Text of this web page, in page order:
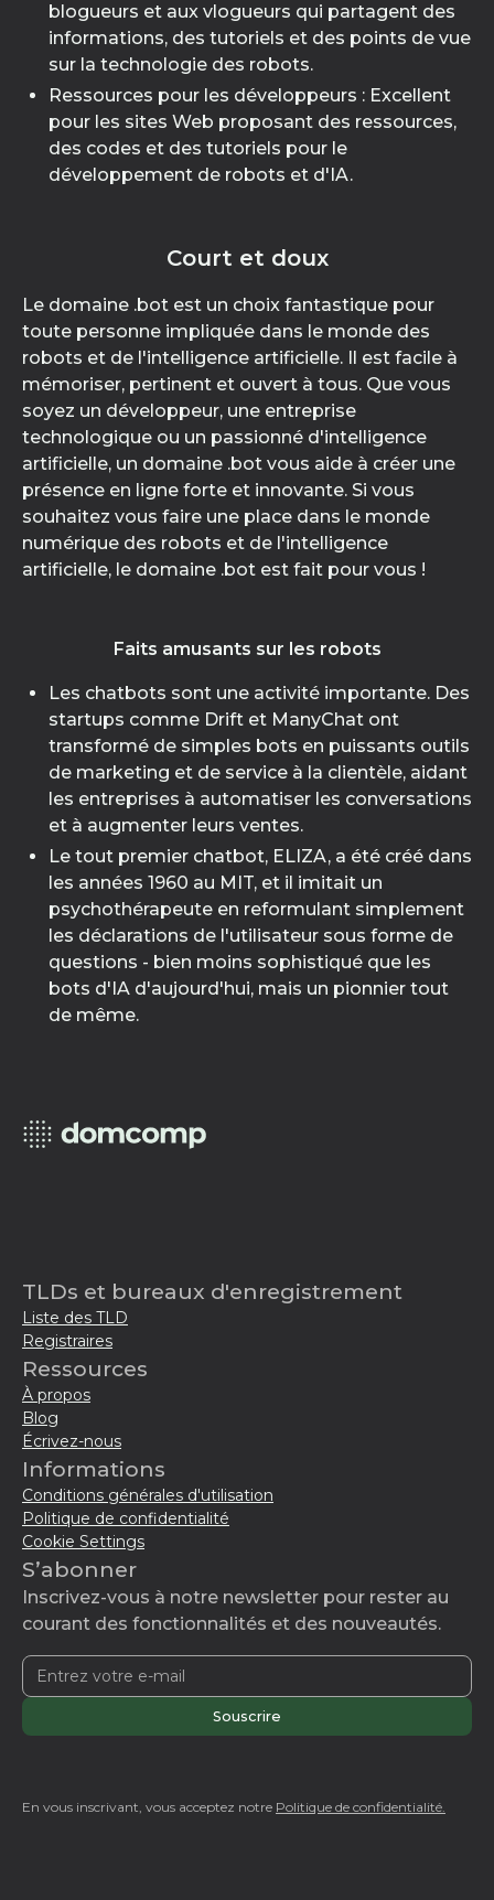
blogueurs et aux vlogueurs qui partagent des
informations, des tutoriels et des points de vue
sur la technologie des robots.
Ressources pour les développeurs : Excellent
pour les sites Web proposant des ressources,
des codes et des tutoriels pour le
développement de robots et d'IA.
Court et doux
Le domaine .bot est un choix fantastique pour
toute personne impliquée dans le monde des
robots et de l'intelligence artificielle. Il est facile à
mémoriser, pertinent et ouvert à tous. Que vous
soyez un développeur, une entreprise
technologique ou un passionné d'intelligence
artificielle, un domaine .bot vous aide à créer une
présence en ligne forte et innovante. Si vous
souhaitez vous faire une place dans le monde
numérique des robots et de l'intelligence
artificielle, le domaine .bot est fait pour vous !
Faits amusants sur les robots
Les chatbots sont une activité importante. Des
startups comme Drift et ManyChat ont
transformé de simples bots en puissants outils
de marketing et de service à la clientèle, aidant
les entreprises à automatiser les conversations
et à augmenter leurs ventes.
Le tout premier chatbot, ELIZA, a été créé dans
les années 1960 au MIT, et il imitait un
psychothérapeute en reformulant simplement
les déclarations de l'utilisateur sous forme de
questions - bien moins sophistiqué que les
bots d'IA d'aujourd'hui, mais un pionnier tout
de même.
TLDs et bureaux d'enregistrement
Liste des TLD
Registraires
Ressources
À propos
Blog
Écrivez-nous
Informations
Conditions générales d'utilisation
Politique de confidentialité
Cookie Settings
S’abonner
Inscrivez-vous à notre newsletter pour rester au
courant des fonctionnalités et des nouveautés.
En vous inscrivant, vous acceptez notre Politique de confidentialité.